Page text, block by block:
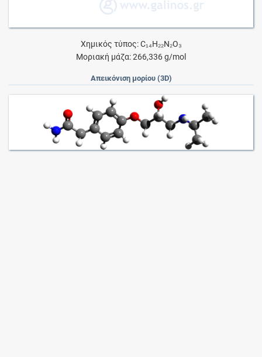
Χημικός τύπος: C₁₄H₂₂N₂O₃
Μοριακή μάζα: 266,336 g/mol
Απεικόνιση μορίου (3D)